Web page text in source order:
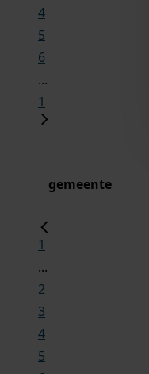
4
5
6
...
1
gemeente
1
...
2
3
4
5